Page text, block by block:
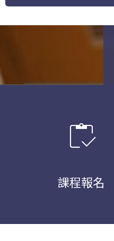
inventory
課程報名